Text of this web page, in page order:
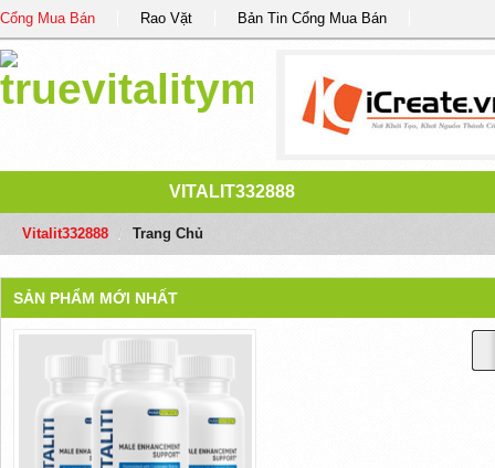
Cổng Mua Bán Rao Vặt Bản Tin Cổng Mua Bán
VITALIT332888
Vitalit332888 Trang Chủ
SẢN PHẨM MỚI NHẤT